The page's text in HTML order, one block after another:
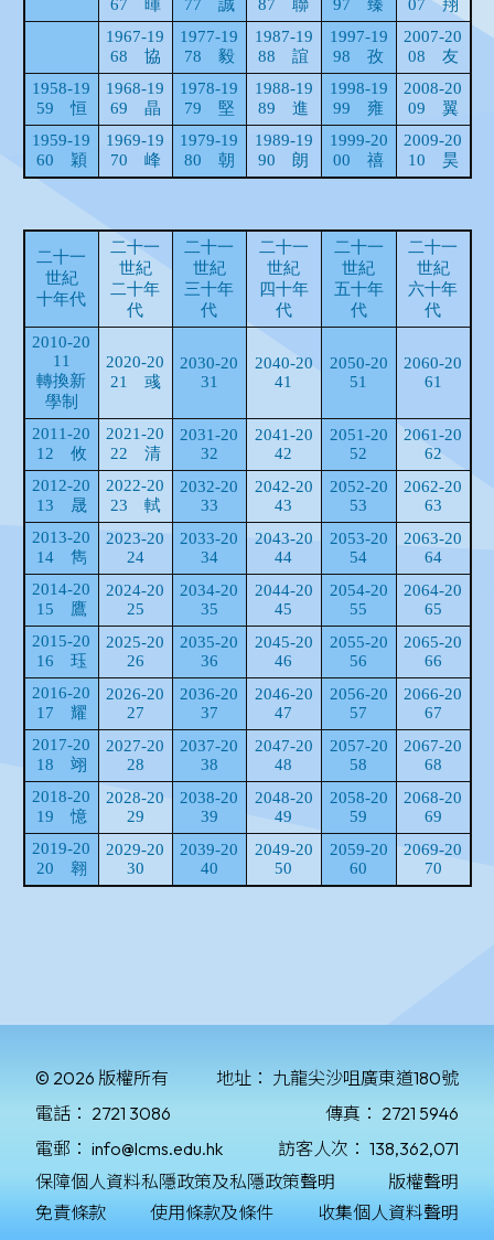
© 2026 版權所有 地址： 九龍尖沙咀廣東道180號
電話： 2721 3086 傳真： 2721 5946
電郵： info@lcms.edu.hk 訪客人次： 138,362,071
保障個人資料私隱政策及私隱政策聲明
版權聲明
免責條款
使用條款及條件 收集個人資料聲明